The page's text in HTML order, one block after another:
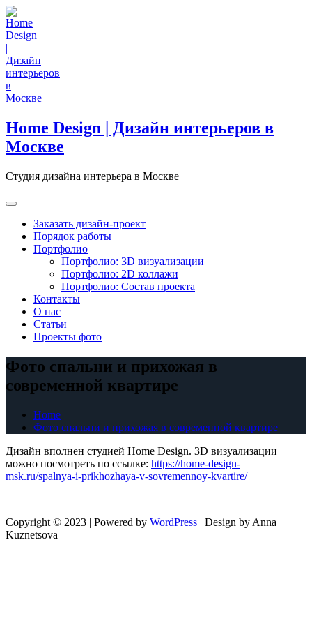
Skip
to
content
Home Design | Дизайн интерьеров в
Москве
Студия дизайна интерьера в Москве
Заказать дизайн-проект
Порядок работы
Портфолио
Портфолио: 3D визуализации
Портфолио: 2D коллажи
Портфолио: Состав проекта
Контакты
О нас
Статьи
Проекты фото
Фото спальни и прихожая в
современной квартире
Home
Фото спальни и прихожая в современной квартире
Дизайн вполнен студией Home Design. 3D визуализации
можно посмотреть по ссылке: https://home-design-
msk.ru/spalnya-i-prikhozhaya-v-sovremennoy-kvartire/
Copyright © 2023 | Powered by WordPress | Design by Anna
Kuznetsova